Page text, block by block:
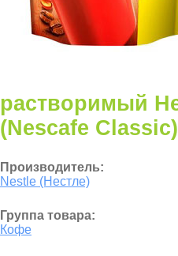
растворимый
(Nescafe
Производитель:
Nestle (Нестле)
Группа товара:
Кофе